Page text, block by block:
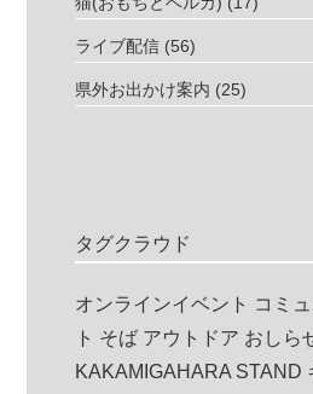
ライブ配信 (56)
県外お出かけ案内 (25)
タグクラウド
オンラインイベント コミ
ト そば アウトドア おしら
KAKAMIGAHARA STAND